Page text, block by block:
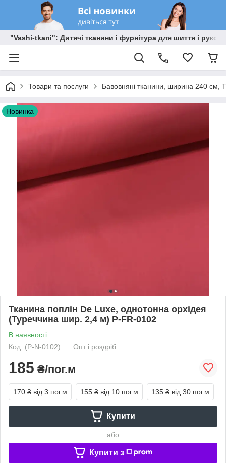
"Vashi-tkani": Дитячі тканини і фурнітура для шиття і
Товари та послуги Бавовняні тканини, ширина 240 см,
Новинка
Тканина поплін De Luxe, однотонна орхідея
(Туреччина шир. 2,4 м) P-FR-0102
В наявності
Код: (P-N-0102)
Опт і роздріб
185 ₴/пог.м
170 ₴ від 3 пог.м 155 ₴ від 10 пог.м 135 ₴ від 30 пог.м
Купити
або
Купити з